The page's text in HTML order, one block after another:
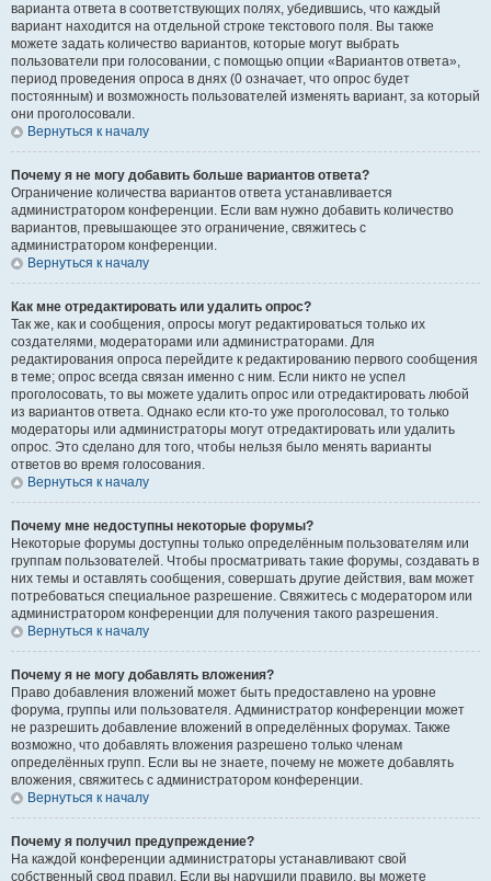
варианта ответа в соответствующих полях, убедившись, что каждый
вариант находится на отдельной строке текстового поля. Вы также
можете задать количество вариантов, которые могут выбрать
пользователи при голосовании, с помощью опции «Вариантов ответа»,
период проведения опроса в днях (0 означает, что опрос будет
постоянным) и возможность пользователей изменять вариант, за который
они проголосовали.
Вернуться к началу
Почему я не могу добавить больше вариантов ответа?
Ограничение количества вариантов ответа устанавливается
администратором конференции. Если вам нужно добавить количество
вариантов, превышающее это ограничение, свяжитесь с
администратором конференции.
Вернуться к началу
Как мне отредактировать или удалить опрос?
Так же, как и сообщения, опросы могут редактироваться только их
создателями, модераторами или администраторами. Для
редактирования опроса перейдите к редактированию первого сообщения
в теме; опрос всегда связан именно с ним. Если никто не успел
проголосовать, то вы можете удалить опрос или отредактировать любой
из вариантов ответа. Однако если кто-то уже проголосовал, то только
модераторы или администраторы могут отредактировать или удалить
опрос. Это сделано для того, чтобы нельзя было менять варианты
ответов во время голосования.
Вернуться к началу
Почему мне недоступны некоторые форумы?
Некоторые форумы доступны только определённым пользователям или
группам пользователей. Чтобы просматривать такие форумы, создавать в
них темы и оставлять сообщения, совершать другие действия, вам может
потребоваться специальное разрешение. Свяжитесь с модератором или
администратором конференции для получения такого разрешения.
Вернуться к началу
Почему я не могу добавлять вложения?
Право добавления вложений может быть предоставлено на уровне
форума, группы или пользователя. Администратор конференции может
не разрешить добавление вложений в определённых форумах. Также
возможно, что добавлять вложения разрешено только членам
определённых групп. Если вы не знаете, почему не можете добавлять
вложения, свяжитесь с администратором конференции.
Вернуться к началу
Почему я получил предупреждение?
На каждой конференции администраторы устанавливают свой
собственный свод правил. Если вы нарушили правило, вы можете